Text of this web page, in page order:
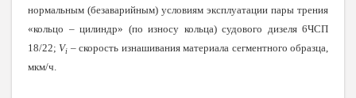
нормальным (безаварийным) условиям эксплуатации пары трения
«кольцо – цилиндр» (по износу кольца) судового дизеля 6ЧСП
18/22; Vi – скорость изнашивания материала сегментного образца,
мкм/ч.